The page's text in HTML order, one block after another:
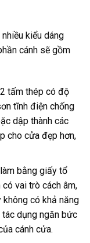
kiểu dáng
cánh sẽ gồm
tấm thép có độ
tĩnh điện chống
dập thành các
cho cửa đẹp hơn,
bằng giấy tổ
vai trò cách âm,
có khả năng
tác dụng ngăn bức
cánh cửa.